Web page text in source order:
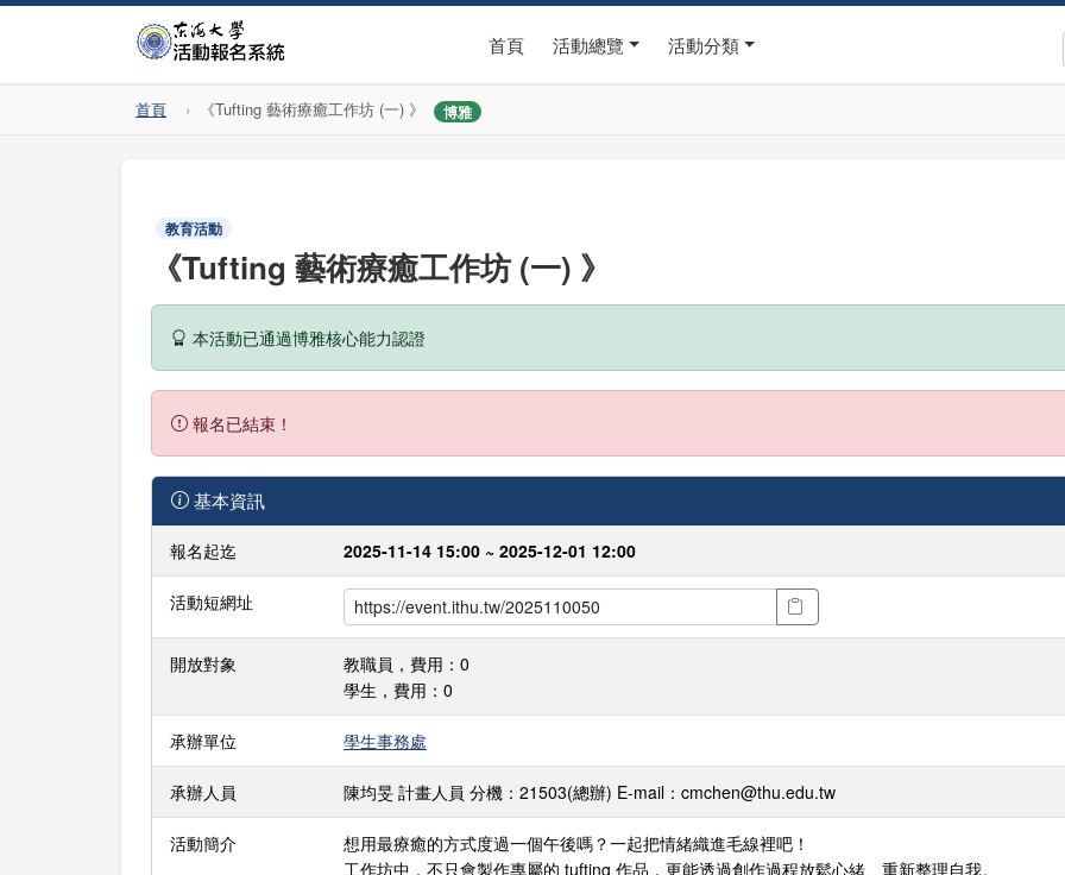
首頁 活動總覽 活動分類
首頁 《Tufting 藝術療癒工作坊 (一) 》 博雅
教育活動
《Tufting 藝術療癒工作坊 (一) 》
本活動已通過博雅核心能力認證
報名已結束！
基本資訊
報名起迄 2025-11-14 15:00 ~ 2025-12-01 12:00
活動短網址
開放對象
教職員，費用：0
學生，費用：0
承辦單位 學生事務處
承辦人員 陳均旻 計畫人員 分機：21503(總辦) E-mail：cmchen@thu.edu.tw
活動簡介
想用最療癒的方式度過一個午後嗎？一起把情緒織進毛線裡吧！
工作坊中，不只會製作專屬的 tufting 作品，更能透過創作過程放鬆心緒、重新整理自我。